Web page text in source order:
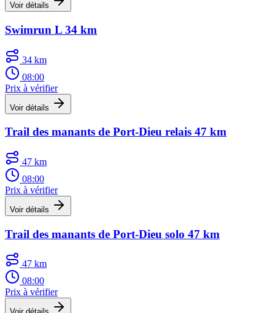
Voir détails
Swimrun L 34 km
34 km
08:00
Prix à vérifier
Voir détails
Trail des manants de Port-Dieu relais 47 km
47 km
08:00
Prix à vérifier
Voir détails
Trail des manants de Port-Dieu solo 47 km
47 km
08:00
Prix à vérifier